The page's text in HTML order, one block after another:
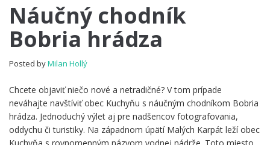
chodník
hrádza
Náučný chodník
Bobria hrádza
Posted byMilan Hollý
Chcete objaviť niečo nové a netradičné? V tom prípade
neváhajte navštíviť obec Kuchyňu s náučným chodníkom Bobria
hrádza. Jednoduchý výlet aj pre nadšencov fotografovania,
oddychu či turistiky. Na západnom úpätí Malých Karpát leží obec